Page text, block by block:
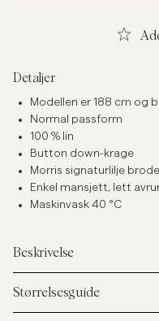
Detaljer
Modellen er 188 cm og
Normal passform
100 % lin
Button down-krage
Morris signaturlilje
Enkel mansjett, lett
Maskinvask 40 °C
Beskrivelse
Størrelsesguide